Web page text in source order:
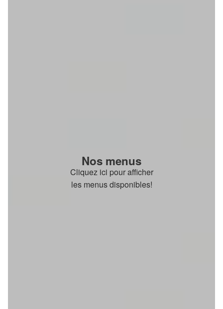
Nos menus
Cliquez ici pour afficher
les menus disponibles!